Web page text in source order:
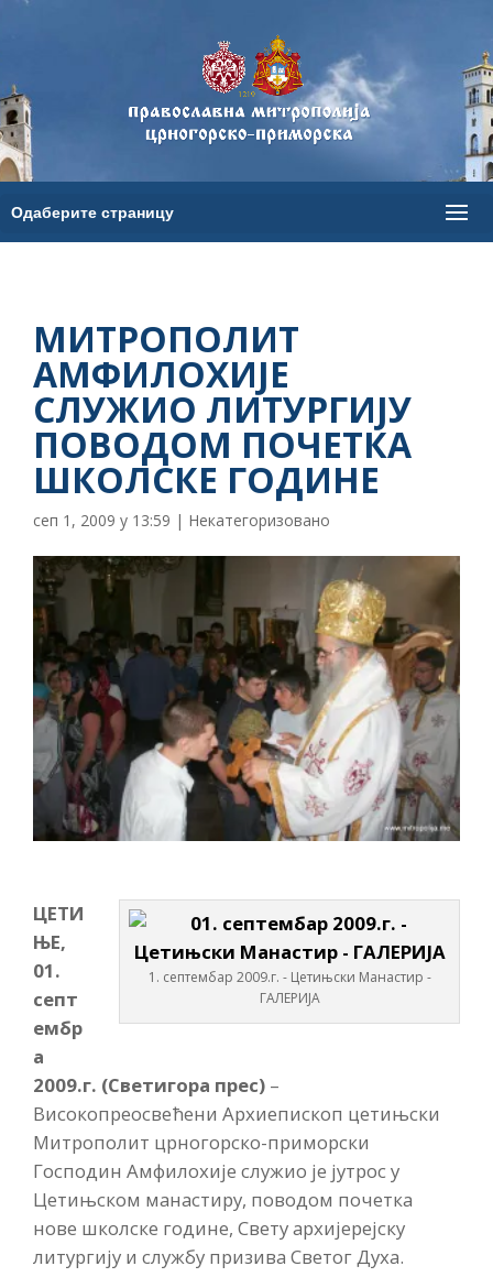
МИТРОПОЛИТ
АМФИЛОХИЈЕ
СЛУЖИО ЛИТУРГИЈУ
ПОВОДОМ ПОЧЕТКА
ШКОЛСКЕ ГОДИНЕ
сеп 1, 2009 у 13:59 | Некатегоризовано
1. септембар 2009.г. - Цетињски Манастир -
ГАЛЕРИЈА
ЦЕТИ
ЊЕ,
01.
септ
ембр
а
2009.г. (Светигора прес) –
Високопреосвећени Архиепископ цетињски
Митрополит црногорско-приморски
Господин Амфилохије служио је јутрос у
Цетињском манастиру, поводом почетка
нове школске године, Свету архијерејску
литургију и службу призива Светог Духа.